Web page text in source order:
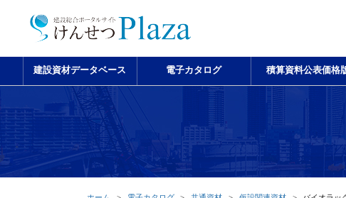
建設資材データベース 電子カタログ 積算資料公表価格